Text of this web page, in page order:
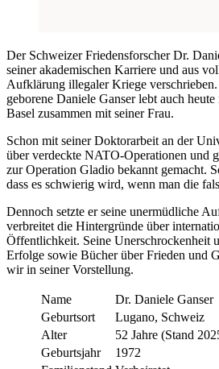
Der Schweizer Friedensforscher Dr.
seiner akademischen Karriere und aus
Aufklärung illegaler Kriege
geborene Daniele Ganser lebt auch
Basel zusammen mit seiner Frau.
Schon mit seiner Doktorarbeit an der
über verdeckte NATO-Operationen und
zur Operation Gladio bekannt gemacht.
dass es schwierig wird, wenn man die
Dennoch setzte er seine unermüdliche
verbreitet die Hintergründe über
Öffentlichkeit. Seine Unerschrockenheit
Erfolge sowie Bücher über Frieden und
wir in seiner Vorstellung.
Name
Dr. Daniele Ganser
Geburtsort
Lugano, Schweiz
Alter
52 Jahre (Stand
Geburtsjahr
1972